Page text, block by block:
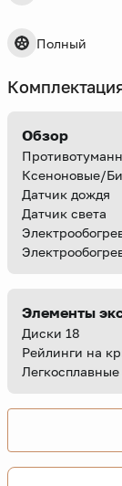
Полный
Обзор
Ксеноновые/
Датчик дождя
Датчик света
Элементы
Диски 18
Рейлинги на